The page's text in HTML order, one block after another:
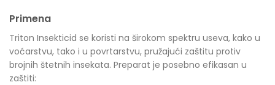
Primena
Triton Insekticid se koristi na širokom spektru useva, kako u
voćarstvu, tako i u povrtarstvu, pružajući zaštitu protiv
brojnih štetnih insekata. Preparat je posebno efikasan u
zaštiti: